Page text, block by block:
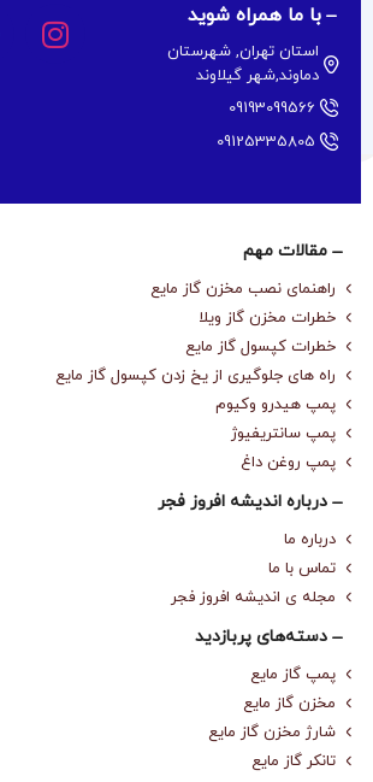
با ما همراه شوید
استان تهران, شهرستان
دماوند,شهر گیلاوند
09193099566
09125335805
مقالات مهم
راهنمای نصب مخزن گاز مایع
خطرات مخزن گاز ویلا
خطرات کپسول گاز مایع
راه های جلوگیری از یخ زدن کپسول گاز مایع
پمپ هیدرو وکیوم
پمپ سانتریفیوژ
پمپ روغن داغ
درباره‌ اندیشه افروز فجر
درباره‌ ما
تماس با ما
مجله‌ ی اندیشه افروز فجر
دسته‌های پربازدید
پمپ گاز مایع
مخزن گاز مایع
شارژ مخزن گاز مایع
تانکر گاز مایع